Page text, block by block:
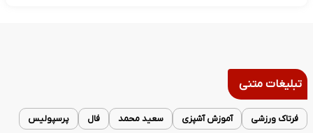
تبلیغات متنی
فرتاک ورزشی آموزش آشپزی سعید محمد فال پرسپولیس